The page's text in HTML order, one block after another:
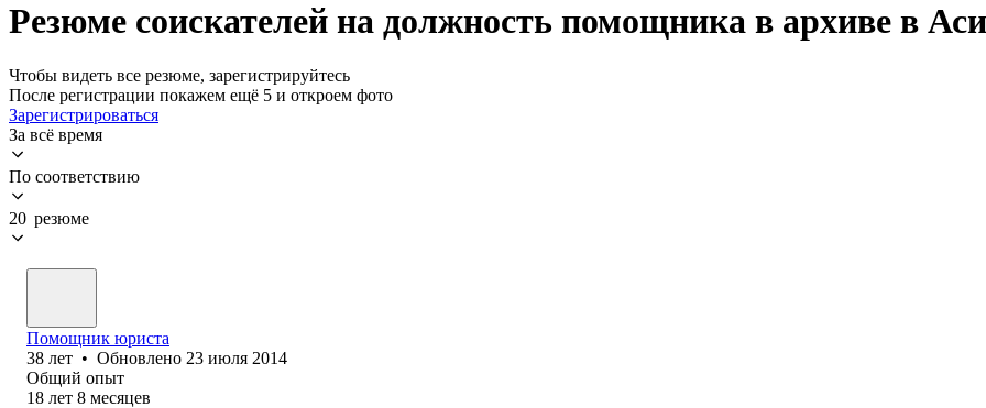
Резюме соискателей на должность помощника в архиве в
Чтобы видеть все резюме, зарегистрируйтесь
После регистрации покажем ещё 5 и откроем фото
Зарегистрироваться
За всё время
По соответствию
20 резюме
Помощник юриста
38 лет • Обновлено 23 июля 2014
Общий опыт
18 лет 8 месяцев